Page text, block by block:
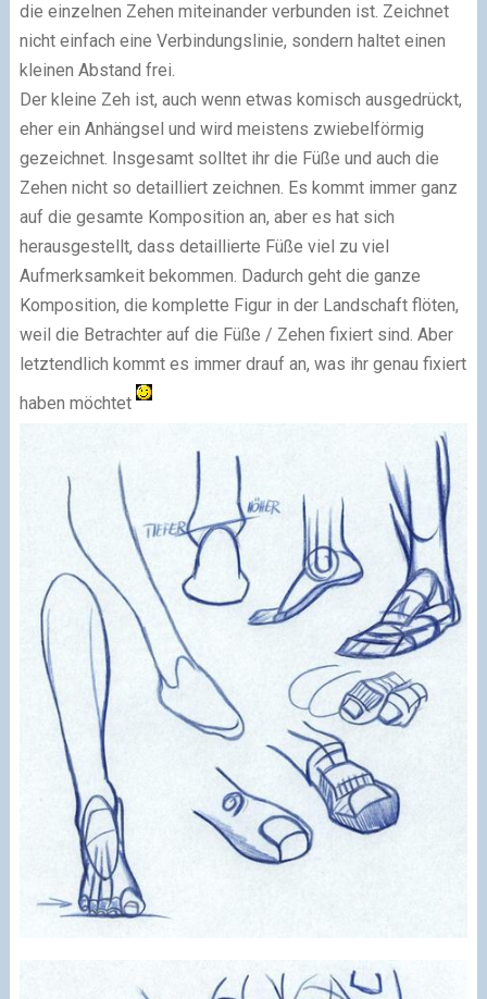
die einzelnen Zehen miteinander verbunden ist. Zeichnet
nicht einfach eine Verbindungslinie, sondern haltet einen
kleinen Abstand frei.
Der kleine Zeh ist, auch wenn etwas komisch ausgedrückt,
eher ein Anhängsel und wird meistens zwiebelförmig
gezeichnet. Insgesamt solltet ihr die Füße und auch die
Zehen nicht so detailliert zeichnen. Es kommt immer ganz
auf die gesamte Komposition an, aber es hat sich
herausgestellt, dass detaillierte Füße viel zu viel
Aufmerksamkeit bekommen. Dadurch geht die ganze
Komposition, die komplette Figur in der Landschaft flöten,
weil die Betrachter auf die Füße / Zehen fixiert sind. Aber
letztendlich kommt es immer drauf an, was ihr genau fixiert
haben möchtet